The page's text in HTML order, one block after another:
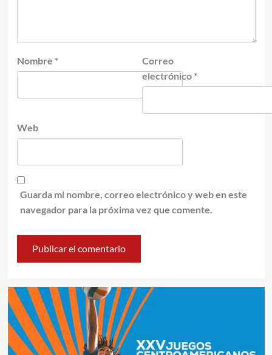
Nombre *
Correo
electrónico *
Web
Guarda mi nombre, correo electrónico y web en este
navegador para la próxima vez que comente.